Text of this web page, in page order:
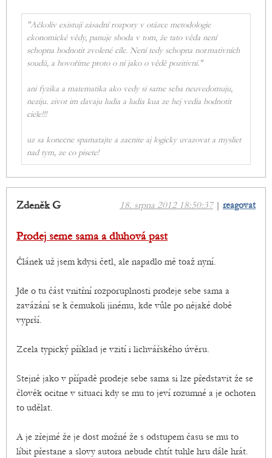
"Ačkoliv existují zásadní rozpory v otázce metodologie
ekonomické vědy, panuje shoda v tom, že tato věda není
schopna hodnotit zvolené cíle. Není tedy schopna normativních
soudů, a hovoříme proto o ní jako o vědě pozitivní."
ani fyzika a matematika ako vedy si same seba neuvedomuju,
neziju. zivot im davaju ludia a ludia kua ze hej vedia hodnotit
ciele!!!
uz sa konecne spamatajte a zacnite aj logicky uvazovat a mysliet
nad tym, ze co pisete!
18. srpna 2012 18:50:37| reagovat
Zdeněk G
Prodej seme sama a dluhová past
Článek už jsem kdysi četl, ale napadlo mě toaž nyní.
Jde o tu část vnitřní rozporuplnosti prodeje sebe sama a
zavázání se k čemukoli jinému, kde vůle po nějaké době
vyprší.
Zcela typický příklad je vzití i lichvářského úvěru.
Stejně jako v případě prodeje sebe sama si lze představit že se
člověk ocitne v situaci kdy se mu to jeví rozumné a je ochoten
to udělat.
A je zřejmé že je dost možné že s odstupem času se mu to
líbit přestane a slovy autora nebude chtít tuhle hru dále hrát.